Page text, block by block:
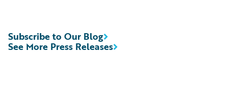
See More Press Releases
Subscribe to Our Blog